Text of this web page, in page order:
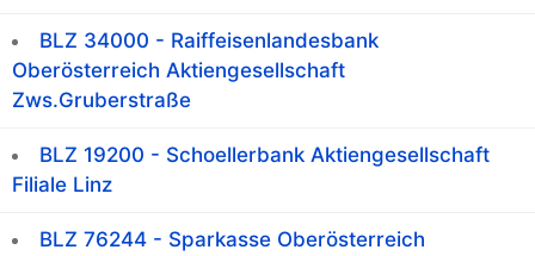
BLZ 34000 - Raiffeisenlandesbank
Oberösterreich Aktiengesellschaft
Zws.Gruberstraße
BLZ 19200 - Schoellerbank Aktiengesellschaft
Filiale Linz
BLZ 76244 - Sparkasse Oberösterreich